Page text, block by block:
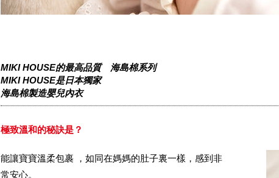
MIKI HOUSE的最高品質 海島棉系列
MIKI HOUSE是日本獨家
海島棉製造嬰兒內衣
極致溫和的秘訣是？
能讓寶寶溫柔包裹 ，如同在媽媽的肚子裏一樣，感到非
常安心。